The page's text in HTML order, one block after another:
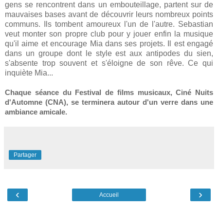
gens se rencontrent dans un embouteillage, partent sur de
mauvaises bases avant de découvrir leurs nombreux points
communs. Ils tombent amoureux l'un de l'autre. Sebastian
veut monter son propre club pour y jouer enfin la musique
qu'il aime et encourage Mia dans ses projets. Il est engagé
dans un groupe dont le style est aux antipodes du sien,
s'absente trop souvent et s'éloigne de son rêve. Ce qui
inquiète Mia...
Chaque séance du Festival de films musicaux, Ciné Nuits
d'Automne (CNA), se terminera autour d'un verre dans une
ambiance amicale.
Partager
‹ ›
Accueil